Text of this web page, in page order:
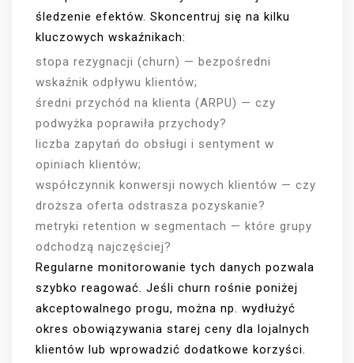
śledzenie efektów. Skoncentruj się na kilku
kluczowych wskaźnikach:
stopa rezygnacji (churn) — bezpośredni
wskaźnik odpływu klientów;
średni przychód na klienta (ARPU) — czy
podwyżka poprawiła przychody?
liczba zapytań do obsługi i sentyment w
opiniach klientów;
współczynnik konwersji nowych klientów — czy
droższa oferta odstrasza pozyskanie?
metryki retention w segmentach — które grupy
odchodzą najczęściej?
Regularne monitorowanie tych danych pozwala
szybko reagować. Jeśli churn rośnie poniżej
akceptowalnego progu, można np. wydłużyć
okres obowiązywania starej ceny dla lojalnych
klientów lub wprowadzić dodatkowe korzyści.